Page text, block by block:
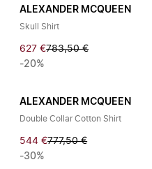
ALEXANDER MCQUEEN
Skull Shirt
627 €783,50 €
-20%
ALEXANDER MCQUEEN
Double Collar Cotton Shirt
544 €777,50 €
-30%